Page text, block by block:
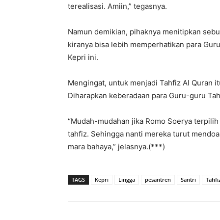
terealisasi. Amiin,” tegasnya.
Namun demikian, pihaknya menitipkan
kiranya bisa lebih memperhatikan para
Kepri ini.
Mengingat, untuk menjadi Tahfiz Al Quran
Diharapkan keberadaan para Guru-guru
“Mudah-mudahan jika Romo Soerya
tahfiz. Sehingga nanti mereka turut
mara bahaya,” jelasnya.(***)
TAGS Kepri Lingga pesantren Santri